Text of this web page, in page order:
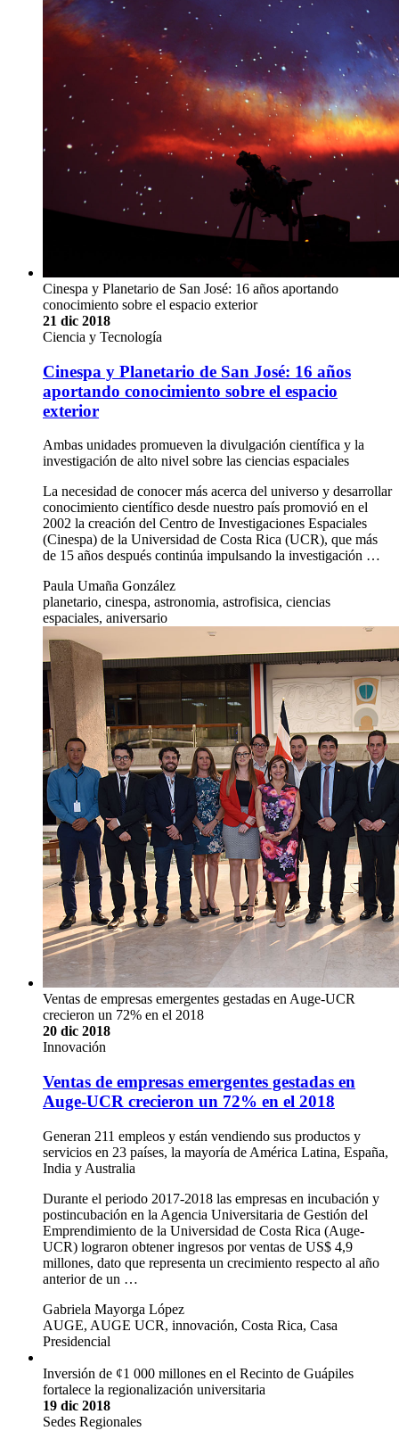
Cinespa y Planetario de San José: 16 años aportando
conocimiento sobre el espacio exterior
21 dic 2018
Ciencia y Tecnología
Cinespa y Planetario de San José: 16 años
aportando conocimiento sobre el espacio
exterior
Ambas unidades promueven la divulgación científica y la
investigación de alto nivel sobre las ciencias espaciales
La necesidad de conocer más acerca del universo y desarrollar
conocimiento científico desde nuestro país promovió en el
2002 la creación del Centro de Investigaciones Espaciales
(Cinespa) de la Universidad de Costa Rica (UCR), que más
de 15 años después continúa impulsando la investigación …
Paula Umaña González
planetario, cinespa, astronomia, astrofisica, ciencias
espaciales, aniversario
Ventas de empresas emergentes gestadas en Auge-UCR
crecieron un 72% en el 2018
20 dic 2018
Innovación
Ventas de empresas emergentes gestadas en
Auge-UCR crecieron un 72% en el 2018
Generan 211 empleos y están vendiendo sus productos y
servicios en 23 países, la mayoría de América Latina, España,
India y Australia
Durante el periodo 2017-2018 las empresas en incubación y
postincubación en la Agencia Universitaria de Gestión del
Emprendimiento de la Universidad de Costa Rica (Auge-
UCR) lograron obtener ingresos por ventas de US$ 4,9
millones, dato que representa un crecimiento respecto al año
anterior de un …
Gabriela Mayorga López
AUGE, AUGE UCR, innovación, Costa Rica, Casa
Presidencial
Inversión de ¢1 000 millones en el Recinto de Guápiles
fortalece la regionalización universitaria
19 dic 2018
Sedes Regionales